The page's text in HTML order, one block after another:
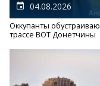
04.08.2026
Оккупанты
трассе ВОТ Донетчины